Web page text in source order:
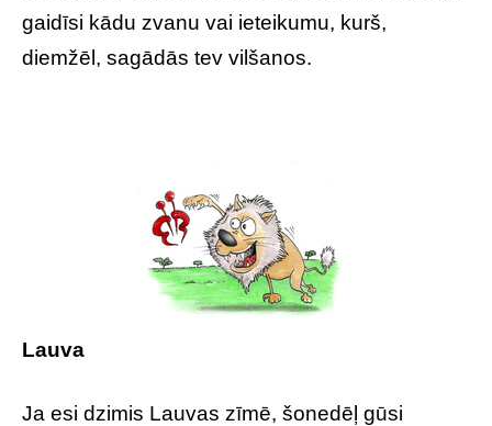
gaidīsi kādu zvanu vai ieteikumu, kurš,
diemžēl, sagādās tev vilšanos.
Lauva
Ja esi dzimis Lauvas zīmē, šonedēļ gūsi